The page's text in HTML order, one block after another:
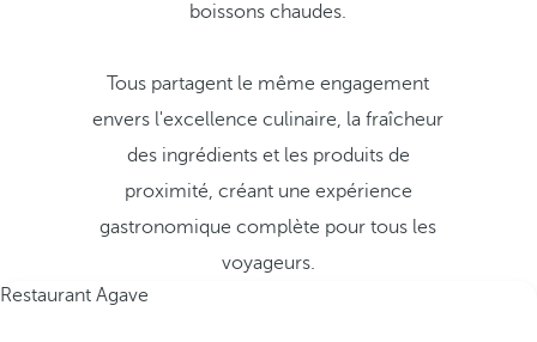
boissons chaudes.
Tous partagent le même engagement
envers l'excellence culinaire, la fraîcheur
des ingrédients et les produits de
proximité, créant une expérience
gastronomique complète pour tous les
voyageurs.
Restaurant Agave